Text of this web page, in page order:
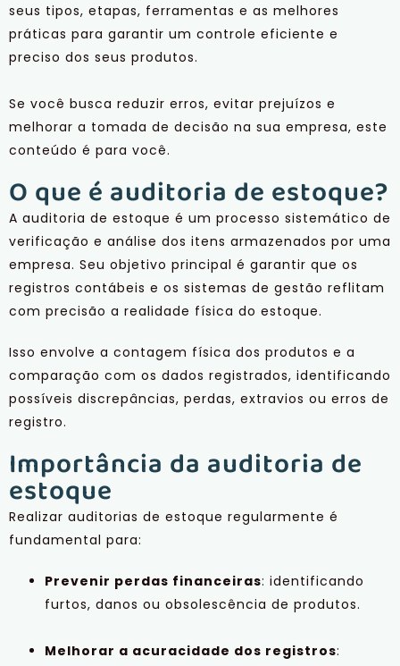
seus tipos, etapas, ferramentas e as melhores
práticas para garantir um controle eficiente e
preciso dos seus produtos.
Se você busca reduzir erros, evitar prejuízos e
melhorar a tomada de decisão na sua empresa, este
conteúdo é para você.
O que é auditoria de estoque?
A auditoria de estoque é um processo sistemático de
verificação e análise dos itens armazenados por uma
empresa. Seu objetivo principal é garantir que os
registros contábeis e os sistemas de gestão reflitam
com precisão a realidade física do estoque.
Isso envolve a contagem física dos produtos e a
comparação com os dados registrados, identificando
possíveis discrepâncias, perdas, extravios ou erros de
registro.
Importância da auditoria de
estoque
Realizar auditorias de estoque regularmente é
fundamental para:
Prevenir perdas financeiras: identificando
furtos, danos ou obsolescência de produtos.
Melhorar a acuracidade dos registros: